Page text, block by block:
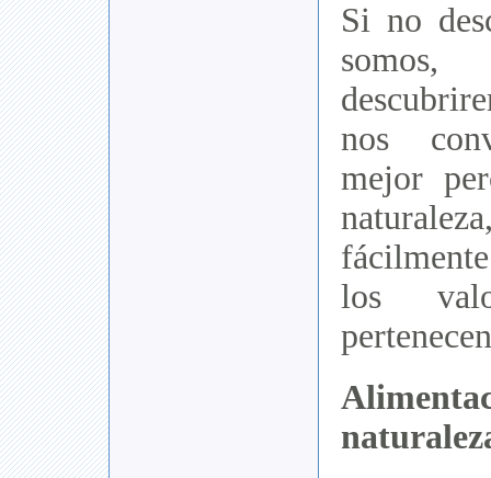
Si no
nos
mejor
los